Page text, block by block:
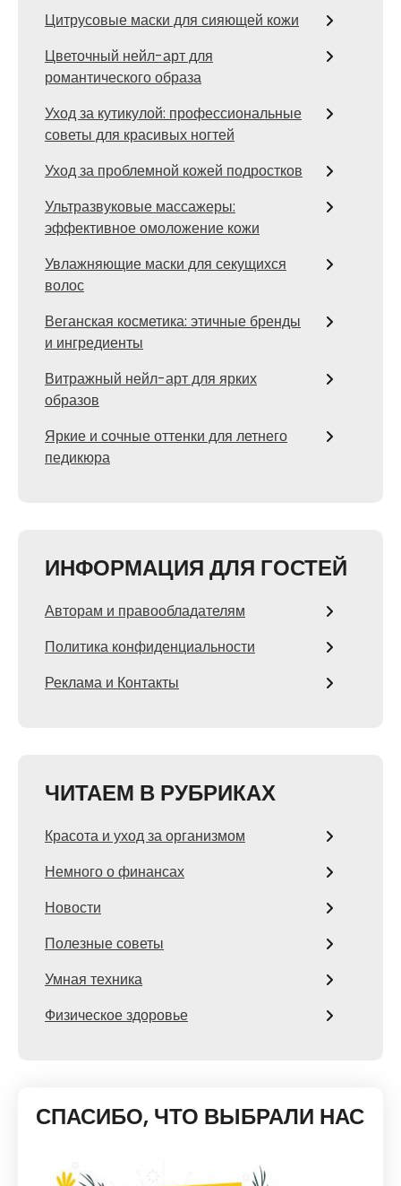
Цитрусовые маски для сияющей кожи
Цветочный нейл-арт для
романтического образа
Уход за кутикулой: профессиональные
советы для красивых ногтей
Уход за проблемной кожей подростков
Ультразвуковые массажеры:
эффективное омоложение кожи
Увлажняющие маски для секущихся
волос
Веганская косметика: этичные бренды
и ингредиенты
Витражный нейл-арт для ярких
образов
Яркие и сочные оттенки для летнего
педикюра
ИНФОРМАЦИЯ ДЛЯ ГОСТЕЙ
Авторам и правообладателям
Политика конфиденциальности
Реклама и Контакты
ЧИТАЕМ В РУБРИКАХ
Красота и уход за организмом
Немного о финансах
Новости
Полезные советы
Умная техника
Физическое здоровье
СПАСИБО, ЧТО ВЫБРАЛИ НАС